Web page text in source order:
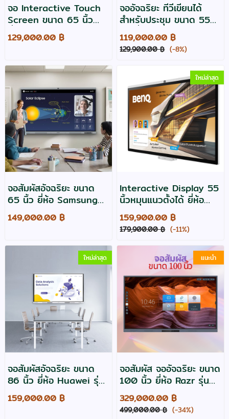
จอ Interactive Touch
Screen ขนาด 65 นิ้ว
ยี่ห้อ Razr รุ่น P-65D
เขียนลื่น ประกัน 2 ปี ฟรี
129,000.00 ฿
จออัจฉริยะ ทีวีเขียนได้
สำหรับประชุม ขนาด 55
นิ้ว ยี่ห้อ Maxhub รุ่น
V5550
119,000.00 ฿
129,900.00 ฿ (-8%)
จอสัมผัสอัจฉริยะ ขนาด
65 นิ้ว ยี่ห้อ Samsung
รุ่น WA65FX-P
LH65WAFPLGCXXS
149,000.00 ฿
ใหม่ล่าสุด
Interactive Display 55
นิ้วหมุนแนวตั้งได้ ยี่ห้อ
BenQ รุ่น CP5505
159,900.00 ฿
179,900.00 ฿ (-11%)
ใหม่ล่าสุด
จอสัมผัสอัจฉริยะ ขนาด
86 นิ้ว ยี่ห้อ Huawei รุ่น
Ideahub Board 3 Pro
IHB2-86PB -3y
159,000.00 ฿
แนะนำ
จอสัมผัส จออัจฉริยะ ขนาด
100 นิ้ว ยี่ห้อ Razr รุ่น
P100s
329,000.00 ฿
499,000.00 ฿ (-34%)